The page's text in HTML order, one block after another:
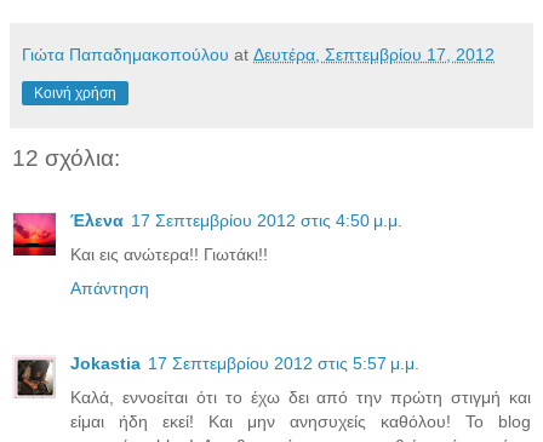
Γιώτα Παπαδημακοπούλου at Δευτέρα, Σεπτεμβρίου 17, 2012
Κοινή χρήση
12 σχόλια:
Έλενα 17 Σεπτεμβρίου 2012 στις 4:50 μ.μ.
Και εις ανώτερα!! Γιωτάκι!!
Απάντηση
Jokastia 17 Σεπτεμβρίου 2012 στις 5:57 μ.μ.
Καλά, εννοείται ότι το έχω δει από την πρώτη στιγμή και
είμαι ήδη εκεί! Και μην ανησυχείς καθόλου! Το blog